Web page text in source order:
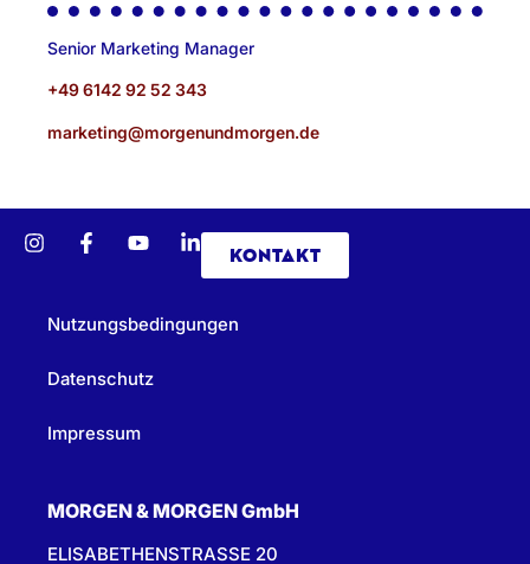
Senior Marketing Manager
+49 6142 92 52 343
marketing@morgenundmorgen.de
KONTAKT
Nutzungsbedingungen
Datenschutz
Impressum
MORGEN & MORGEN GmbH
ELISABETHENSTRASSE 20